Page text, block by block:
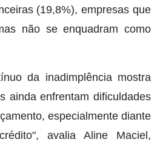
(19,8%), empresas que
não se enquadram como
da inadimplência mostra
ainda enfrentam dificuldades
especialmente diante
avalia Aline Maciel,